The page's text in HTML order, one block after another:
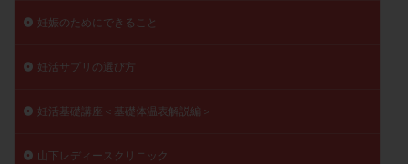
妊娠のためにできること
妊活サプリの選び方
妊活基礎講座＜基礎体温表解説編＞
山下レディースクリニック